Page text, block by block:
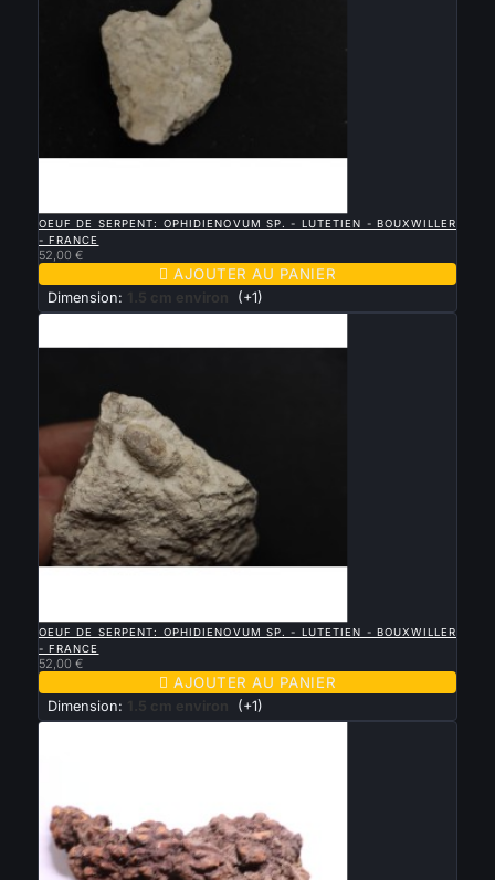
OEUF DE SERPENT: OPHIDIENOVUM SP. - LUTETIEN - BOUXWILLER
- FRANCE
52,00 €
 AJOUTER AU PANIER
Dimension: 1.5 cm environ (+1)
OEUF DE SERPENT: OPHIDIENOVUM SP. - LUTETIEN - BOUXWILLER
- FRANCE
52,00 €
 AJOUTER AU PANIER
Dimension: 1.5 cm environ (+1)